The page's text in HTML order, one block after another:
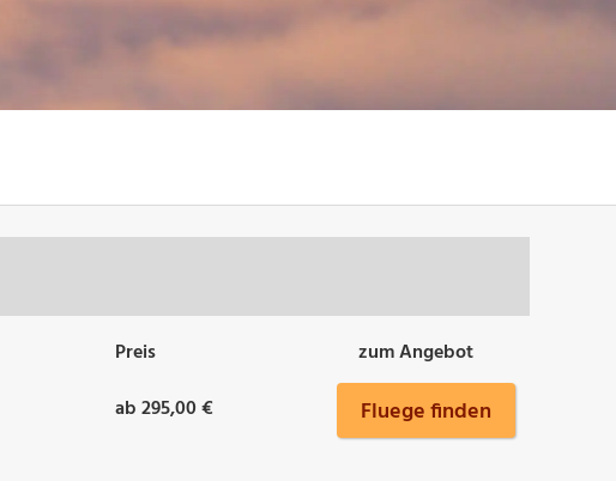
Preis
zum Angebot
ab 295,00 € Fluege finden